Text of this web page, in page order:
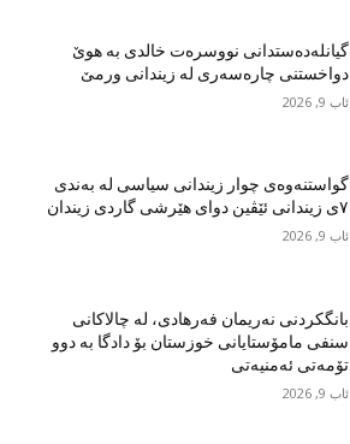
گیانلەدەستدانی نووسرەت خالدی بە هوێ
دواخستنی چارەسەری لە زیندانی ورمێ
ئاب 9, 2026
گواستنەوەی چوار زیندانی سیاسی لە بەندی
٧ی زیندانی ئێڤین دوای هێرشی گاردی زیندان
ئاب 9, 2026
بانگکردنی نەریمان فەرهادی، لە چالاکانی
سنفی مامۆستایانی خوزستان بۆ دادگا بە دوو
تۆمەتی ئەمنیەتی
ئاب 9, 2026